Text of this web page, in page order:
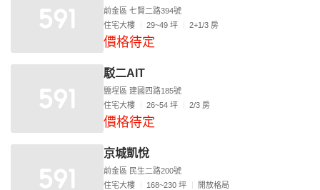
前金區 七賢二路394號
住宅大樓
29~49 坪 2+1/3 房
價格待定
駁二AIT
鹽埕區 建國四路185號
住宅大樓
26~54 坪 2/3 房
價格待定
京城凱悅
前金區 民生二路200號
住宅大樓
168~230 坪 開放格局